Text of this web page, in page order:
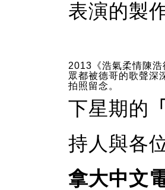
表演的製
2013《浩氣柔情陳
眾都被德哥的歌聲深
拍照留念。
下星期的
持人與各
拿大中文